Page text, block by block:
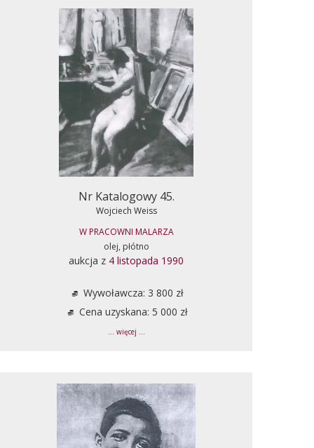
Nr Katalogowy 45.
Wojciech Weiss
W PRACOWNI MALARZA
olej, płótno
aukcja z 4 listopada 1990
Wywoławcza: 3 800 zł
Cena uzyskana: 5 000 zł
... więcej ...